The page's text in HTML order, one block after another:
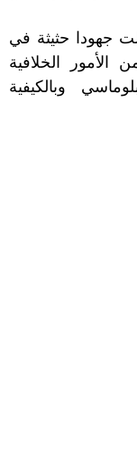
جهودا حثيثة في
الأمور الخلافية
وبالكيفية